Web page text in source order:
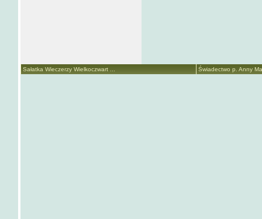
Sałatka Wieczerzy Wielkoczwart ... Świadectwo p. Anny